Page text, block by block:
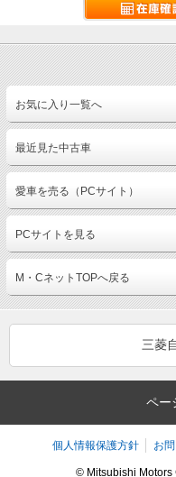
お気に入り一覧へ
最近見た中古車
愛車を売る（PCサイト）
PCサイトを見る
M・CネットTOPへ戻る
三菱
ペー
個人情報保護方針 お
© Mitsubishi Motors